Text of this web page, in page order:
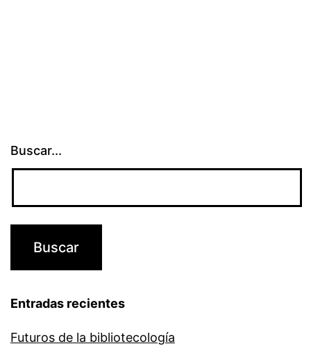
Buscar...
Entradas recientes
Futuros de la bibliotecología